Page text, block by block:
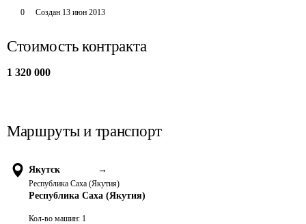
0 Создан 13 июн 2013
Стоимость контракта
1 320 000
Маршруты и транспорт
Якутск →
Республика Саха (Якутия)
Республика Саха (Якутия)
Кол-во машин: 1